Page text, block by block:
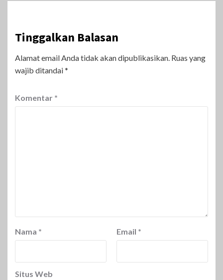
Tinggalkan Balasan
Alamat email Anda tidak akan dipublikasikan. Ruas yang
wajib ditandai*
Komentar *
Nama * Email *
Situs Web